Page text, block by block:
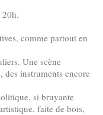
comme partout en
Une scène
des instruments encore
si bruyante
faite de bois,